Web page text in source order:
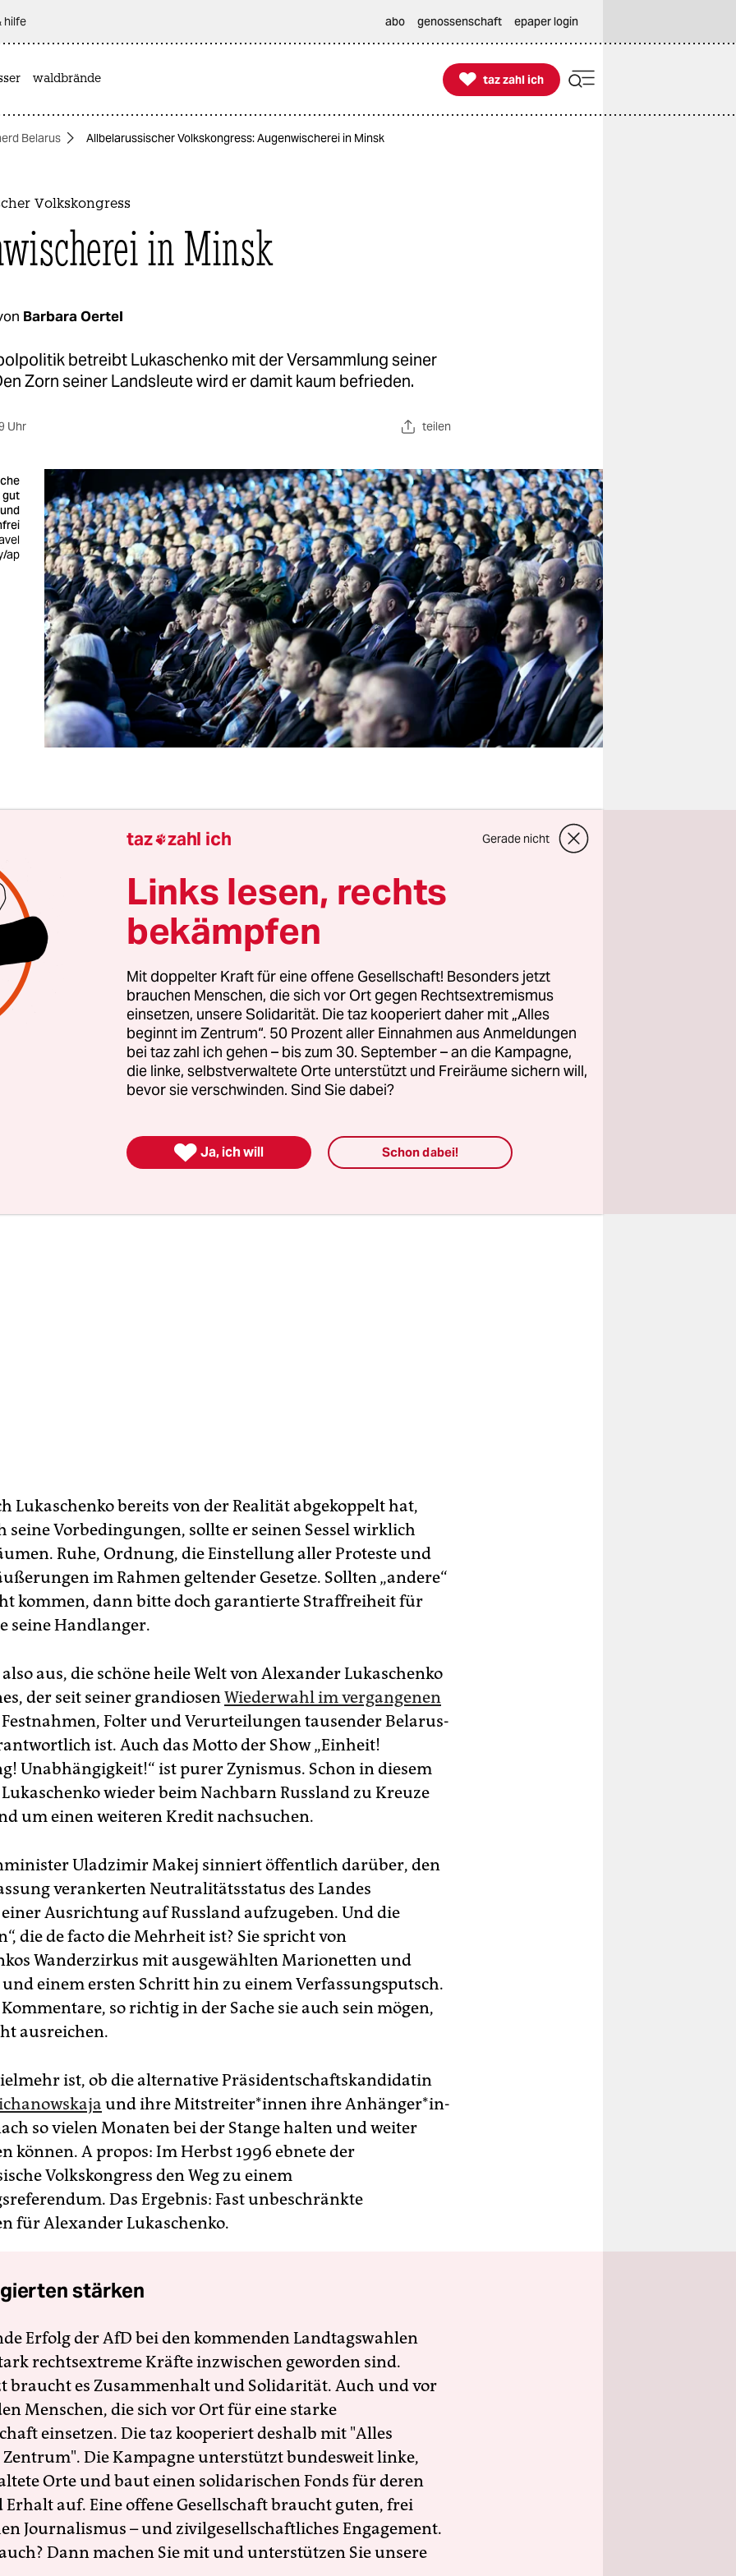
hilfe abo genossenschaft epaper login
waldbrände 
taz zahl ich
taz zahl ich
Belarus Allbelarussischer Volkskongress: Augenwischerei in Minsk
Volkskongress
in Minsk
Barbara Oertel
betreibt Lukaschenko mit der Versammlung seiner
Zorn seiner Landsleute wird er damit kaum befrieden.
Uhr teilen
gut
ap
dumm hält Belarus`sogenannter Präsident Alexander
seine Landsleute eigentlich? Mit einem pompös
zweitägigen Allbelarussischen Volkskongress, der
Verfassungsänderungendiskutieren soll, meint er, dem
Bevölkerung etwas entgegen setzen zu können. Direkte
la Lukaschenko eben.
an sich ist schon ein schlechter Witz: Lediglich mit
Kompetenzen ausgestattet und ohne klaren rechtlichen
Kongress in der Vergangenheit eher durch
an den weisen Führer denn substantielle
auf. Diesmal sind rund 2.700 Delegierte geladen –
von Getreuen, das Lukaschenko noch
Lukaschenko bereits von der Realität abgekoppelt hat,
seine Vorbedingungen, sollte er seinen Sessel wirklich
Ruhe, Ordnung, die Einstellung aller Proteste und
im Rahmen geltender Gesetze. Sollten „andere“
kommen, dann bitte doch garantierte Straffreiheit für
seine Handlanger.
also aus, die schöne heile Welt von Alexander Lukaschenko
der seit seiner grandiosenWiederwahl im vergangenen
Folter und Verurteilungen tausender Be­la­rus­
ist. Auch das Motto der Show „Einheit!
Unabhängigkeit!“ ist purer Zynismus. Schon in diesem
wieder beim Nachbarn Russland zu Kreuze
um einen weiteren Kredit nachsuchen.
Uladzimir Makej sinniert öffentlich darüber, den
verankerten Neutralitätsstatus des Landes
Ausrichtung auf Russland aufzugeben. Und die
die de facto die Mehrheit ist? Sie spricht von
Wanderzirkus mit ausgewählten Marionetten und
einem ersten Schritt hin zu einem Verfassungsputsch.
so richtig in der Sache sie auch sein mögen,
ausreichen.
ist, ob die alternative Präsidentschaftskandidatin
und ihre Mit­strei­te­r*in­nen ihre An­hän­ge­r*in­
so vielen Monaten bei der Stange halten und weiter
können. A propos: Im Herbst 1996 ebnete der
Volkskongress den Weg zu einem
Das Ergebnis: Fast unbeschränkte
für Alexander Lukaschenko.
stärken
Erfolg der AfD bei den kommenden Landtagswahlen
rechtsextreme Kräfte inzwischen geworden sind.
braucht es Zusammenhalt und Solidarität. Auch und vor
Menschen, die sich vor Ort für eine starke
einsetzen. Die taz kooperiert deshalb mit "Alles
Die Kampagne unterstützt bundesweit linke,
Orte und baut einen solidarischen Fonds für deren
Erhalt auf. Eine offene Gesellschaft braucht guten, frei
Journalismus – und zivilgesellschaftliches Engagement.
Dann machen Sie mit und unterstützen Sie unsere
taz zahl ich Gerade nicht
Links lesen, rechts
bekämpfen
Mit doppelter Kraft für eine offene Gesellschaft! Besonders jetzt
brauchen Menschen, die sich vor Ort gegen Rechtsextremismus
einsetzen, unsere Solidarität. Die taz kooperiert daher mit „Alles
beginnt im Zentrum“. 50 Prozent aller Einnahmen aus Anmeldungen
bei taz zahl ich gehen – bis zum 30. September – an die Kampagne,
die linke, selbstverwaltete Orte unterstützt und Freiräume sichern will,
bevor sie verschwinden. Sind Sie dabei?
 Ja, ich will Schon dabei!